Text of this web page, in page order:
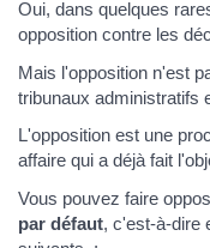
Oui, dans quelques
opposition contre les
Mais l'opposition n'est
tribunaux administratifs
L'opposition est une
affaire qui a déjà fait
Vous pouvez faire
par défaut, c'est-à-dire